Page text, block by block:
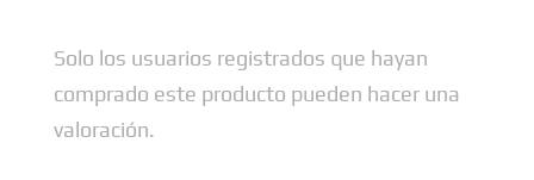
Solo los usuarios registrados que hayan
comprado este producto pueden hacer una
valoración.